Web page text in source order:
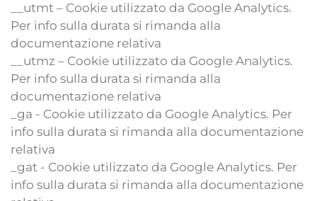
__utmt – Cookie utilizzato da Google Analytics.
Per info sulla durata si rimanda alla
documentazione relativa
__utmz – Cookie utilizzato da Google Analytics.
Per info sulla durata si rimanda alla
documentazione relativa
_ga - Cookie utilizzato da Google Analytics. Per
info sulla durata si rimanda alla documentazione
relativa
_gat - Cookie utilizzato da Google Analytics. Per
info sulla durata si rimanda alla documentazione